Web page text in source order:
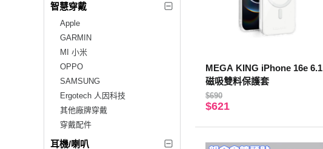
智慧穿戴
Apple
GARMIN
MI 小米
OPPO
SAMSUNG
Ergotech 人因科技
其他廠牌穿戴
穿戴配件
耳機/喇叭
MEGA KING iPhone 16e 6.1
磁吸雙料保護套
$690
$621